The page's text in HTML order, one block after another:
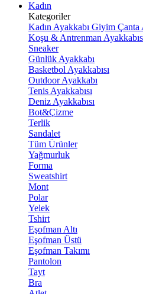
Kadın
Kategoriler
Kadın Ayakkabı Giyim Çanta
Koşu & Antrenman
Sneaker
Günlük Ayakkabı
Basketbol Ayakkabısı
Outdoor Ayakkabı
Tenis Ayakkabısı
Deniz Ayakkabısı
Bot&Çizme
Terlik
Sandalet
Tüm Ürünler
Yağmurluk
Forma
Sweatshirt
Mont
Polar
Yelek
Tshirt
Eşofman Altı
Eşofman Üstü
Eşofman Takımı
Pantolon
Tayt
Bra